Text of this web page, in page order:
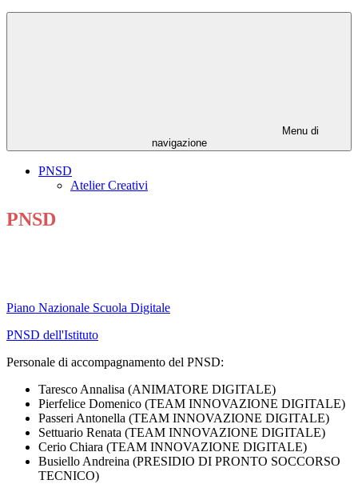
Menu di
navigazione
PNSD
Atelier Creativi
PNSD
Piano Nazionale Scuola Digitale
PNSD dell'Istituto
Personale di accompagnamento del PNSD:
Taresco Annalisa (ANIMATORE DIGITALE)
Pierfelice Domenico (TEAM INNOVAZIONE DIGITALE)
Passeri Antonella (TEAM INNOVAZIONE DIGITALE)
Settuario Renata (TEAM INNOVAZIONE DIGITALE)
Cerio Chiara (TEAM INNOVAZIONE DIGITALE)
Busiello Andreina (PRESIDIO DI PRONTO SOCCORSO
TECNICO)